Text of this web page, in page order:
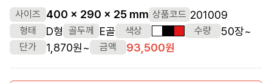
사이즈 400 x 290 x 25 mm 상품코드 201009
형태 D형 골두께 E골 색상 흰색검정색빨간색수량 50장~
단가 1,870원~ 금액 93,500원